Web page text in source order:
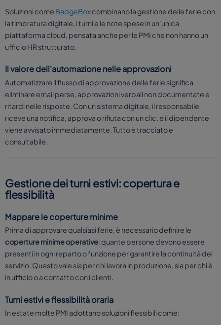
Soluzioni come BadgeBoxcombinano la gestione delle ferie con
la timbratura digitale, i turni e le note spese in un'unica
piattaforma cloud, pensata anche per le PMI che non hanno un
ufficio HR strutturato.
Il valore dell'automazione nelle approvazioni
Automatizzare il flusso di approvazione delle ferie significa
eliminare email perse, approvazioni verbali non documentate e
ritardi nelle risposte. Con un sistema digitale, il responsabile
riceve una notifica, approva o rifiuta con un clic, e il dipendente
viene avvisato immediatamente. Tutto è tracciato e
consultabile.
Gestione dei turni estivi: copertura e
flessibilità
Mappare le coperture minime
Prima di approvare qualsiasi ferie, è necessario definire le
coperture minime operative: quante persone devono essere
presenti in ogni reparto o funzione per garantire la continuità del
servizio. Questo vale sia per chi lavora in produzione, sia per chi è
in ufficio o a contatto con i clienti.
Turni estivi e flessibilità oraria
In estate molte PMI adottano soluzioni flessibili come: